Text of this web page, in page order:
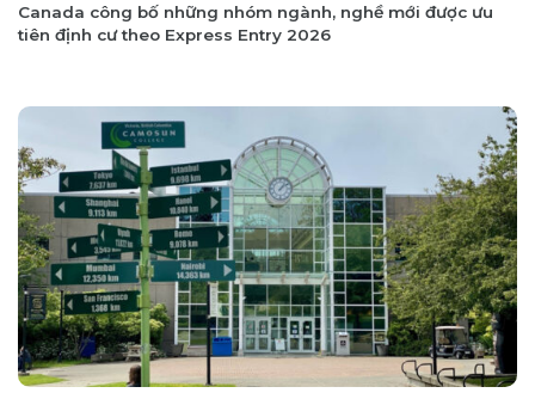
Canada công bố những nhóm ngành, nghề mới được ưu
tiên định cư theo Express Entry 2026